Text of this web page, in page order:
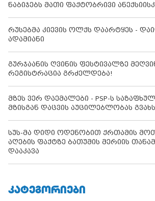
ნაბიჯებს მათი ფაქტობრივი
რუსებმა კიევის ოლქს დაარტყეს -
ადამიანი
გურჯაანის ღვინის ფესტივალზე
რეგისტრაცია გრძელდება!
მზეს ვერ დაემალები - PSP-ს
მზისგან დაცვის აუცილებლობას
სუს-მა დიდი ოდენობით ქრთამის
აღების ფაქტზე ბათუმის მერიის
დააკავა
ᲙᲐᲢᲔᲒᲝᲠᲘᲔᲑᲘ